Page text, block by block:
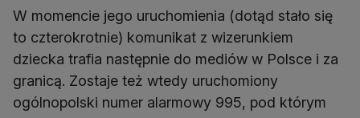
W momencie jego uruchomienia (dotąd stało się
to czterokrotnie) komunikat z wizerunkiem
dziecka trafia następnie do mediów w Polsce i za
granicą. Zostaje też wtedy uruchomiony
ogólnopolski numer alarmowy 995, pod którym